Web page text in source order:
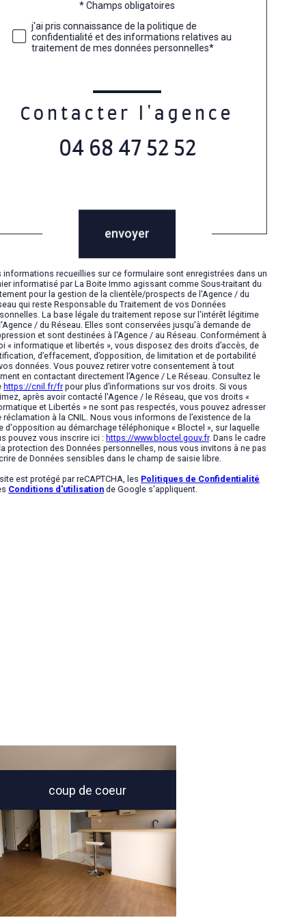
Validation* Champs obligatoires
j'ai pris connaissance de la politique de
confidentialité et des informations relatives au
traitement de mes données personnelles*
Contacter l'agence
04 68 47 52 52
envoyer
informations recueillies sur ce formulaire sont enregistrées dans un
informatisé par La Boite Immo agissant comme Sous-traitant du
pour la gestion de la clientèle/prospects de l'Agence / du
qui reste Responsable du Traitement de vos Données
La base légale du traitement repose sur l'intérêt légitime
/ du Réseau. Elles sont conservées jusqu'à demande de
et sont destinées à l'Agence / au Réseau. Conformément à
« informatique et libertés », vous disposez des droits d’accès, de
d’effacement, d’opposition, de limitation et de portabilité
données. Vous pouvez retirer votre consentement à tout
en contactant directement l’Agence / Le Réseau. Consultez le
https://cnil.fr/frpour plus d’informations sur vos droits. Si vous
après avoir contacté l'Agence / le Réseau, que vos droits «
et Libertés » ne sont pas respectés, vous pouvez adresser
réclamation à la CNIL. Nous vous informons de l’existence de la
d'opposition au démarchage téléphonique « Bloctel », sur laquelle
pouvez vous inscrire ici : https://www.bloctel.gouv.fr. Dans le cadre
protection des Données personnelles, nous vous invitons à ne pas
de Données sensibles dans le champ de saisie libre.
est protégé par reCAPTCHA, les Politiques de Confidentialité
Conditions d'utilisationde Google s'appliquent.
coup de coeur
voir le bien